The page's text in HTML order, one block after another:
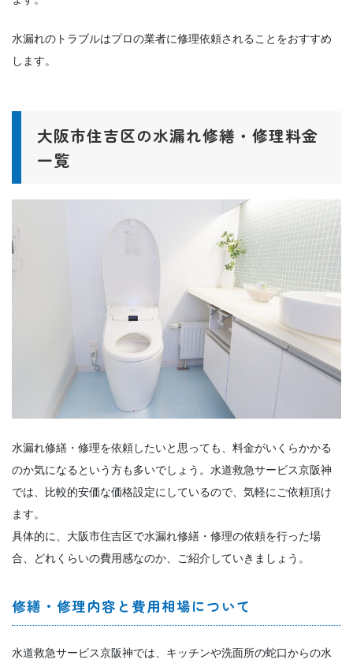
水漏れのトラブルはプロの業者に修理依頼されることをおすすめ
します。
大阪市住吉区の水漏れ修繕・修理料金
一覧
水漏れ修繕・修理を依頼したいと思っても、料金がいくらかかる
のか気になるという方も多いでしょう。水道救急サービス京阪神
では、比較的安価な価格設定にしているので、気軽にご依頼頂け
ます。
具体的に、大阪市住吉区で水漏れ修繕・修理の依頼を行った場
合、どれくらいの費用感なのか、ご紹介していきましょう。
修繕・修理内容と費用相場について
水道救急サービス京阪神では、キッチンや洗面所の蛇口からの水